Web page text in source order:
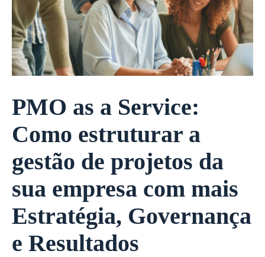
PMO as a Service:
Como estruturar a
gestão de projetos da
sua empresa com mais
Estratégia, Governança
e Resultados